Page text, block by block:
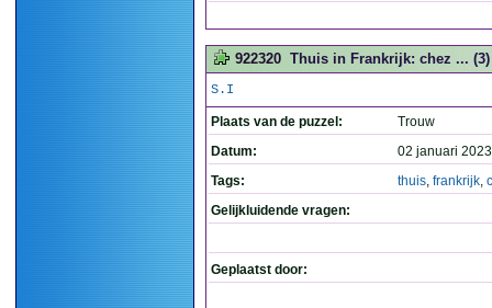
922320 Thuis in Frankrijk: chez ... (3)
S.I
Plaats van de puzzel:
Trouw
Datum:
02 januari
Tags:
thuis, frankrijk,
Gelijkluidende vragen:
Geplaatst door: